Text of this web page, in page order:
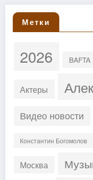
Метки
2026 BAFTA
Актеры
Видео новости
Константин Богомолов
Москва